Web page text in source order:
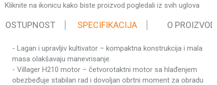
Kliknite na ikonicu kako biste proizvod pogledali iz svih uglova
SPECIFIKACIJA O
Karakteristika Vrednost
Kategorija
Motorni
kultivatori
- Lagan i upravljiv kultivator – kompaktna konstrukcija i mala
masa olakšavaju manevrisanje.
- Villager H210 motor – četvorotaktni motor sa hlađenjem
obezbeđuje stabilan rad i dovoljan obrtni moment za obradu